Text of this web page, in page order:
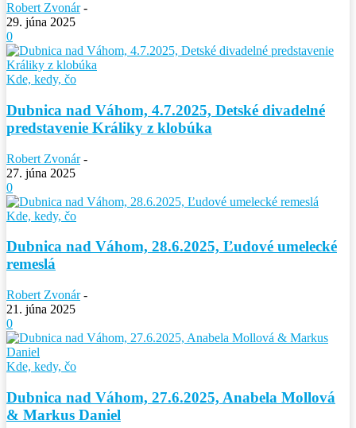
Robert Zvonár -
29. júna 2025
0
Kde, kedy, čo
Dubnica nad Váhom, 4.7.2025, Detské divadelné
predstavenie Králiky z klobúka
Robert Zvonár -
27. júna 2025
0
Kde, kedy, čo
Dubnica nad Váhom, 28.6.2025, Ľudové umelecké
remeslá
Robert Zvonár -
21. júna 2025
0
Kde, kedy, čo
Dubnica nad Váhom, 27.6.2025, Anabela Mollová
& Markus Daniel